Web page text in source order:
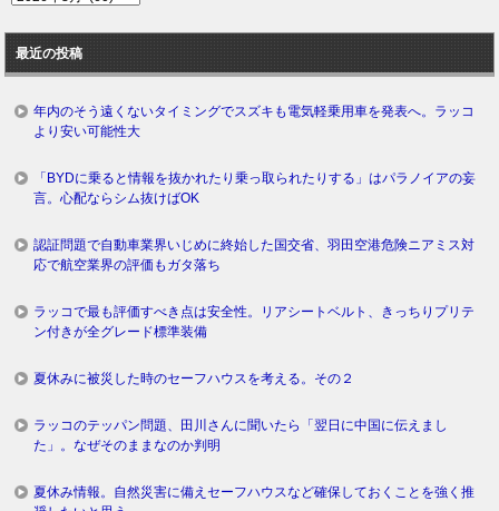
ロ
グ
最近の投稿
年内のそう遠くないタイミングでスズキも電気軽乗用車を発表へ。ラッコ
より安い可能性大
「BYDに乗ると情報を抜かれたり乗っ取られたりする」はパラノイアの妄
言。心配ならシム抜けばOK
認証問題で自動車業界いじめに終始した国交省、羽田空港危険ニアミス対
応で航空業界の評価もガタ落ち
ラッコで最も評価すべき点は安全性。リアシートベルト、きっちりプリテ
ン付きが全グレード標準装備
夏休みに被災した時のセーフハウスを考える。その２
ラッコのテッパン問題、田川さんに聞いたら「翌日に中国に伝えまし
た」。なぜそのままなのか判明
夏休み情報。自然災害に備えセーフハウスなど確保しておくことを強く推